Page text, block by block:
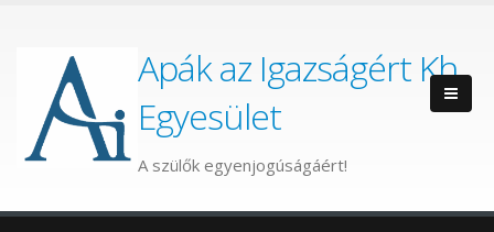
Apák az Igazságért Kh.
Egyesület
A szülők egyenjogúságáért!